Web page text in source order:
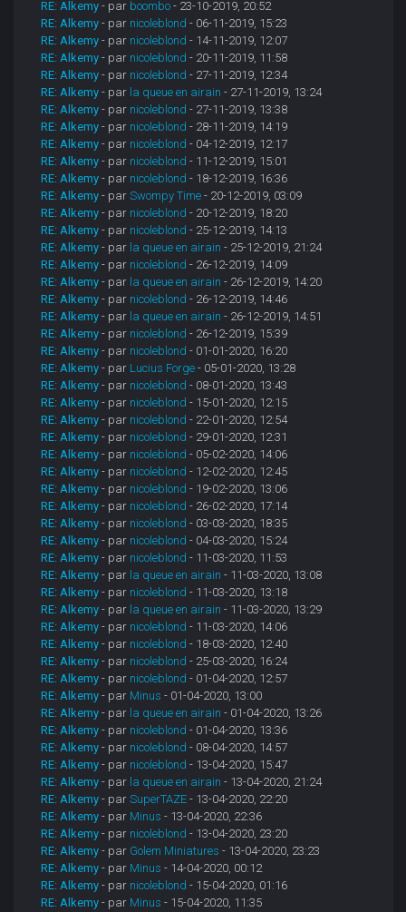
RE: Alkemy - par boombo - 23-10-2019, 20:52
RE: Alkemy - par nicoleblond - 06-11-2019, 15:23
RE: Alkemy - par nicoleblond - 14-11-2019, 12:07
RE: Alkemy - par nicoleblond - 20-11-2019, 11:58
RE: Alkemy - par nicoleblond - 27-11-2019, 12:34
RE: Alkemy - par la queue en airain - 27-11-2019, 13:24
RE: Alkemy - par nicoleblond - 27-11-2019, 13:38
RE: Alkemy - par nicoleblond - 28-11-2019, 14:19
RE: Alkemy - par nicoleblond - 04-12-2019, 12:17
RE: Alkemy - par nicoleblond - 11-12-2019, 15:01
RE: Alkemy - par nicoleblond - 18-12-2019, 16:36
RE: Alkemy - parSwompy Time - 20-12-2019, 03:09
RE: Alkemy - par nicoleblond - 20-12-2019, 18:20
RE: Alkemy - par nicoleblond - 25-12-2019, 14:13
RE: Alkemy - par la queue en airain - 25-12-2019, 21:24
RE: Alkemy - par nicoleblond - 26-12-2019, 14:09
RE: Alkemy - par la queue en airain - 26-12-2019, 14:20
RE: Alkemy - par nicoleblond - 26-12-2019, 14:46
RE: Alkemy - par la queue en airain - 26-12-2019, 14:51
RE: Alkemy - par nicoleblond - 26-12-2019, 15:39
RE: Alkemy - par nicoleblond - 01-01-2020, 16:20
RE: Alkemy - par Lucius Forge - 05-01-2020, 13:28
RE: Alkemy - par nicoleblond - 08-01-2020, 13:43
RE: Alkemy - par nicoleblond - 15-01-2020, 12:15
RE: Alkemy - par nicoleblond - 22-01-2020, 12:54
RE: Alkemy - par nicoleblond - 29-01-2020, 12:31
RE: Alkemy - par nicoleblond - 05-02-2020, 14:06
RE: Alkemy - par nicoleblond - 12-02-2020, 12:45
RE: Alkemy - par nicoleblond - 19-02-2020, 13:06
RE: Alkemy - par nicoleblond - 26-02-2020, 17:14
RE: Alkemy - par nicoleblond - 03-03-2020, 18:35
RE: Alkemy - par nicoleblond - 04-03-2020, 15:24
RE: Alkemy - par nicoleblond - 11-03-2020, 11:53
RE: Alkemy - par la queue en airain - 11-03-2020, 13:08
RE: Alkemy - par nicoleblond - 11-03-2020, 13:18
RE: Alkemy - par la queue en airain - 11-03-2020, 13:29
RE: Alkemy - par nicoleblond - 11-03-2020, 14:06
RE: Alkemy - par nicoleblond - 18-03-2020, 12:40
RE: Alkemy - par nicoleblond - 25-03-2020, 16:24
RE: Alkemy - par nicoleblond - 01-04-2020, 12:57
RE: Alkemy - par Minus - 01-04-2020, 13:00
RE: Alkemy - par la queue en airain - 01-04-2020, 13:26
RE: Alkemy - par nicoleblond - 01-04-2020, 13:36
RE: Alkemy - par nicoleblond - 08-04-2020, 14:57
RE: Alkemy - par nicoleblond - 13-04-2020, 15:47
RE: Alkemy - par la queue en airain - 13-04-2020, 21:24
RE: Alkemy - parSuperTAZE - 13-04-2020, 22:20
RE: Alkemy - par Minus - 13-04-2020, 22:36
RE: Alkemy - par nicoleblond - 13-04-2020, 23:20
RE: Alkemy - par Golem Miniatures - 13-04-2020, 23:23
RE: Alkemy - par Minus - 14-04-2020, 00:12
RE: Alkemy - par nicoleblond - 15-04-2020, 01:16
RE: Alkemy - par Minus - 15-04-2020, 11:35